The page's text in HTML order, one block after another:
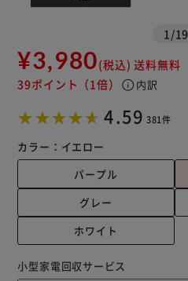
1 /19
¥3,980(税込) 送料無料
39ポイント （1倍） info 内訳
4.59 381件
カラー： イエロー
パープル
グレー
ホワイト
小型家電回収サービス
※ご確認ください
カートに入れる